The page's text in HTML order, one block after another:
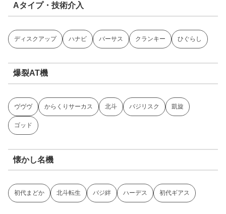
Aタイプ・技術介入
ディスクアップ ハナビ バーサス クランキー ひぐらし
爆裂AT機
ヴヴヴ からくりサーカス 北斗 バジリスク 凱旋
ゴッド
懐かし名機
初代まどか 北斗転生 バジ絆 ハーデス 初代ギアス